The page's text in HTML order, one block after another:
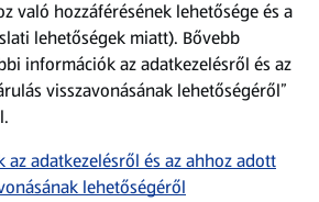
interneten!
applikációt!
való hozzáférésének lehetősége és a
lehetőségek miatt). Bővebb
információk az adatkezelésről és az
visszavonásának lehetőségéről”
adatkezelésről és az ahhoz adott
lehetőségéről